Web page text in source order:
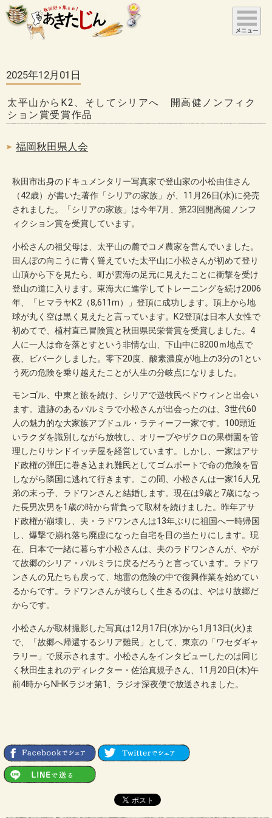
2025年12月01日
太平山からK2、そしてシリアへ 開高健ノンフィク
ション賞受賞作品
福岡秋田県人会
秋田市出身のドキュメンタリー写真家で登山家の小松由佳さん
（42歳）が書いた著作「シリアの家族」が、11月26日(水)に発売
されました。「シリアの家族」は今年7月、第23回開高健ノンフ
ィクション賞を受賞しています。
小松さんの祖父母は、太平山の麓でコメ農家を営んでいました。
田んぼの向こうに青く聳えていた太平山に小松さんが初めて登り
山頂から下を見たら、町が雲海の足元に見えたことに衝撃を受け
登山の道に入ります。東海大に進学してトレーニングを続け2006
年、「ヒマラヤK2（8,611m）」登頂に成功します。頂上から地
球が丸く空は黒く見えたと言っています。K2登頂は日本人女性で
初めてで、植村直己冒険賞と秋田県民栄誉賞を受賞しました。4
人に一人は命を落とすという非情な山、下山中に8200ｍ地点で
夜、ビバークしました。零下20度、酸素濃度が地上の3分の1とい
う死の危険を乗り越えたことが人生の分岐点になりました。
モンゴル、中東と旅を続け、シリアで遊牧民ベドウィンと出会い
ます。遺跡のあるパルミラで小松さんが出会ったのは、3世代60
人の魅力的な大家族アブドュル・ラティーフ一家です。100頭近
いラクダを識別しながら放牧し、オリーブやザクロの果樹園を管
理したりサンドイッチ屋を経営しています。しかし、一家はアサ
ド政権の弾圧に巻き込まれ難民としてゴムボートで命の危険を冒
しながら隣国に逃れて行きます。この間、小松さんは一家16人兄
弟の末っ子、ラドワンさんと結婚します。現在は9歳と7歳になっ
た長男次男を1歳の時から背負って取材を続けました。昨年アサ
ド政権が崩壊し、夫・ラドワンさんは13年ぶりに祖国へ一時帰国
し、爆撃で崩れ落ち廃虚になった自宅を目の当たりにします。現
在、日本で一緒に暮らす小松さんは、夫のラドワンさんが、やが
て故郷のシリア・パルミラに戻るだろうと言っています。ラドワ
ンさんの兄たちも戻って、地雷の危険の中で復興作業を始めてい
るからです。ラドワンさんが彼らしく生きるのは、やはり故郷だ
からです。
小松さんが取材撮影した写真は12月17日(水)から1月13日(火)ま
で、「故郷へ帰還するシリア難民」として、東京の「ワセダギャ
ラリー」で展示されます。小松さんをインタビューしたのは同じ
く秋田生まれのディレクター・佐治真規子さん、11月20日(木)午
前4時からNHKラジオ第1、ラジオ深夜便で放送されました。